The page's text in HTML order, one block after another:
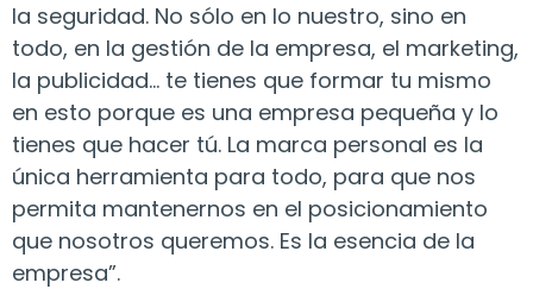
la seguridad. No sólo en lo nuestro, sino en
todo, en la gestión de la empresa, el marketing,
la publicidad… te tienes que formar tu mismo
en esto porque es una empresa pequeña y lo
tienes que hacer tú. La marca personal es la
única herramienta para todo, para que nos
permita mantenernos en el posicionamiento
que nosotros queremos. Es la esencia de la
empresa”.